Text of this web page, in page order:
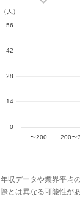
年収データや業界平均
際とは異なる可能性が